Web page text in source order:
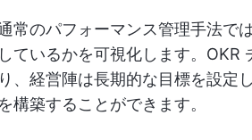
常のパフォーマンス管理手法で
しているかを可視化します。OKR
り、経営陣は長期的な目標を設定
を構築することができます。